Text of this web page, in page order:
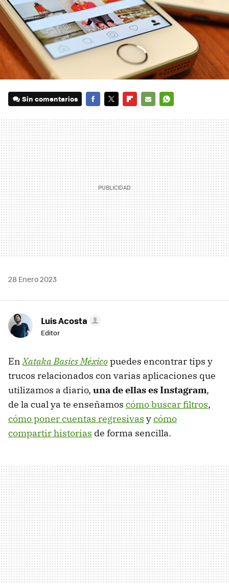
Sin comentarios
MAIL
28 Enero 2023
Luis Acosta
Editor
EnXataka Basics Méxicopuedes encontrar tips y
trucos relacionados con varias aplicaciones que
utilizamos a diario, una de ellas es Instagram,
de la cual ya te enseñamos cómo buscar filtros,
cómo poner cuentas regresivas ycómo
compartir historias de forma sencilla.